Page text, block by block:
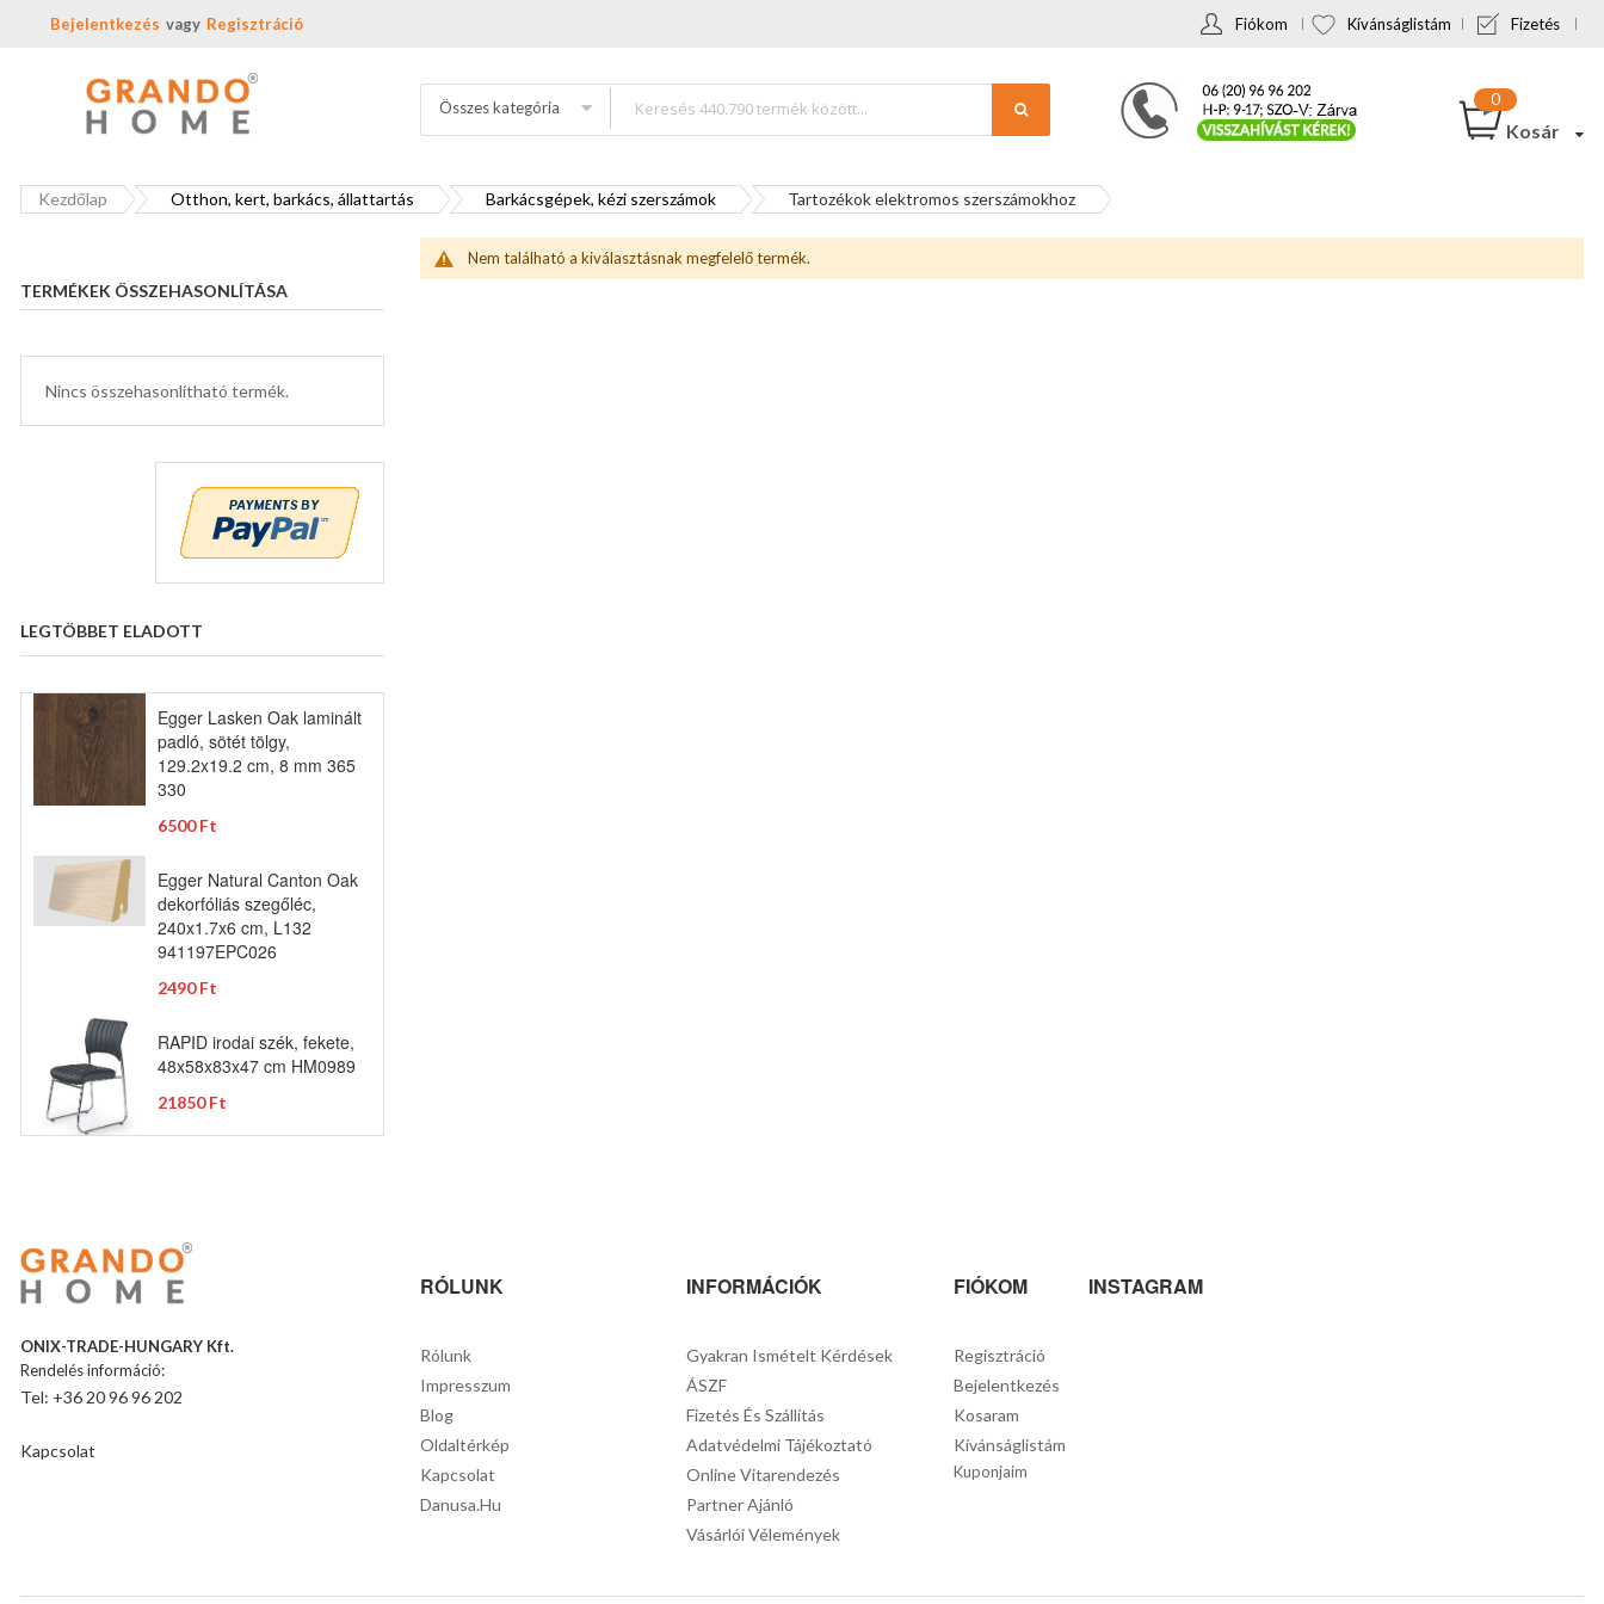
Bejelentkezés Regisztráció Fiókom Kívánságlistám Fizetés
Összes kategória
Kosár
Kezdőlap Otthon, kert, barkács, állattartás Barkácsgépek, kézi szerszámok Tartozékok elektromos szerszámokhoz
Nem található a kiválasztásnak megfelelő termék.
TERMÉKEK ÖSSZEHASONLÍTÁSA
Nincs összehasonlítható termék.
LEGTÖBBET ELADOTT
Egger Lasken Oak laminált
padló, sötét tölgy,
129.2x19.2 cm, 8 mm 365
330
6500 Ft
Egger Natural Canton Oak
dekorfóliás szegőléc,
240x1.7x6 cm, L132
941197EPC026
2490 Ft
RAPID irodai szék, fekete,
48x58x83x47 cm HM0989
21850 Ft
ONIX-TRADE-HUNGARY Kft.
Rendelés információ:
Tel: +36 20 96 96 202
Kapcsolat
RÓLUNK
Rólunk
Impresszum
Blog
Oldaltérkép
Kapcsolat
Danusa.hu
INFORMÁCIÓK
Gyakran Ismételt Kérdések
ÁSZF
Fizetés És Szállítás
Adatvédelmi Tájékoztató
Online Vitarendezés
Partner Ajánló
Vásárlói Vélemények
FIÓKOM
Regisztráció
Bejelentkezés
Kosaram
Kívánságlistám
Kuponjaim
INSTAGRAM